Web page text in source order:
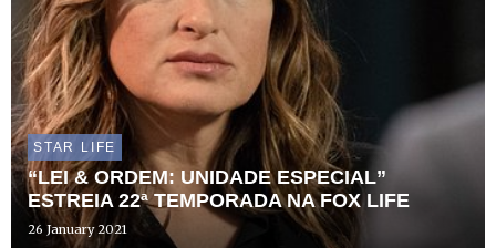
STAR LIFE
“LEI & ORDEM: UNIDADE ESPECIAL”
ESTREIA 22ª TEMPORADA NA FOX LIFE
26 January 2021